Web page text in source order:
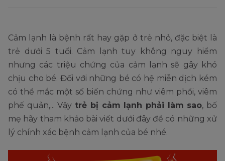
Cảm lạnh là bệnh rất hay gặp ở trẻ nhỏ, đặc biệt là
trẻ dưới 5 tuổi. Cảm lạnh tuy không nguy hiểm
nhưng các triệu chứng của cảm lạnh sẽ gây khó
chịu cho bé. Đối với những bé có hệ miễn dịch kém
có thể mắc một số biến chứng như viêm phổi, viêm
phế quản,... Vậytrẻ bị cảm lạnh phải làm sao, bố
mẹ hãy tham khảo bài viết dưới đây để có những xử
lý chính xác bệnh cảm lạnh của bé nhé.